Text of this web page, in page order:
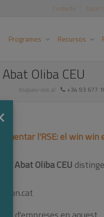
Contacte Espai
Programes Recursos
Oliba CEU
truqueu-nos al +34 93 677
l'RSE: el win win
Abat Oliba CEU